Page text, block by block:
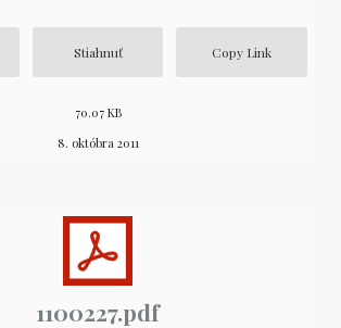
Stiahnuť Copy Link
70.07 KB
8. októbra 2011
1100227.pdf